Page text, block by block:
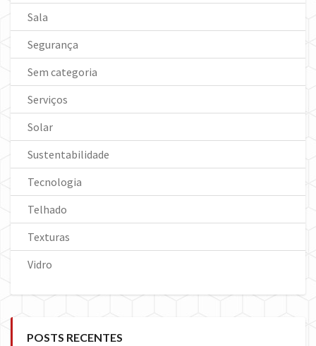
Sala
Segurança
Sem categoria
Serviços
Solar
Sustentabilidade
Tecnologia
Telhado
Texturas
Vidro
POSTS RECENTES